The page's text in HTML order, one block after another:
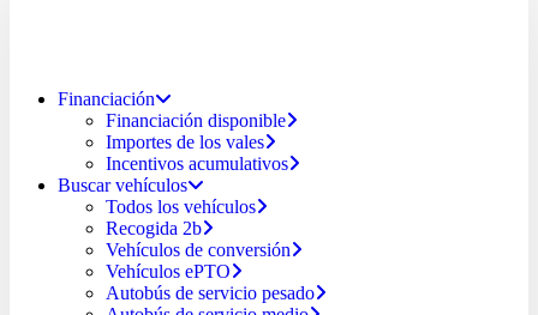
Financiación
Financiación disponible
Importes de los vales
Incentivos acumulativos
Buscar vehículos
Todos los vehículos
Recogida 2b
Vehículos de conversión
Vehículos ePTO
Autobús de servicio pesado